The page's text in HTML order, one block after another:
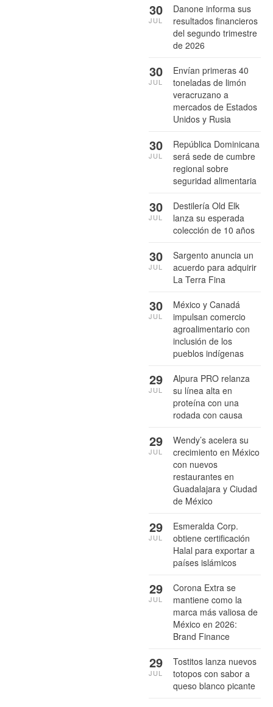
Danone informa sus
resultados financieros
del segundo trimestre
de 2026
30
JUL
Envían primeras 40
toneladas de limón
veracruzano a
mercados de Estados
Unidos y Rusia
30
JUL
República Dominicana
será sede de cumbre
regional sobre
seguridad alimentaria
30
JUL
Destilería Old Elk
lanza su esperada
colección de 10 años
30
JUL
Sargento anuncia un
acuerdo para adquirir
La Terra Fina
30
JUL
México y Canadá
impulsan comercio
agroalimentario con
inclusión de los
pueblos indígenas
30
JUL
Alpura PRO relanza
su línea alta en
proteína con una
rodada con causa
29
JUL
Wendy’s acelera su
crecimiento en México
con nuevos
restaurantes en
Guadalajara y Ciudad
de México
29
JUL
Esmeralda Corp.
obtiene certificación
Halal para exportar a
países islámicos
29
JUL
Corona Extra se
mantiene como la
marca más valiosa de
México en 2026:
Brand Finance
29
JUL
Tostitos lanza nuevos
totopos con sabor a
queso blanco picante
29
JUL